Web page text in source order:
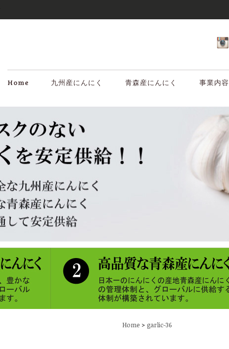
Home 九州産にんにく 青森産にんにく 事業内容
Home > garlic-36